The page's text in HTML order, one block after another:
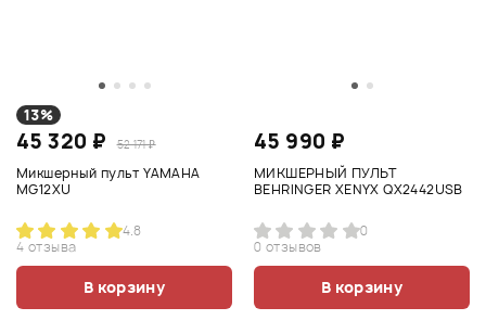
13%
45 320 ₽ 52 171 ₽
Микшерный пульт YAMAHA
MG12XU
4.8
4 отзыва
В корзину
45 990 ₽
МИКШЕРНЫЙ ПУЛЬТ
BEHRINGER XENYX QX2442USB
0
0 отзывов
В корзину